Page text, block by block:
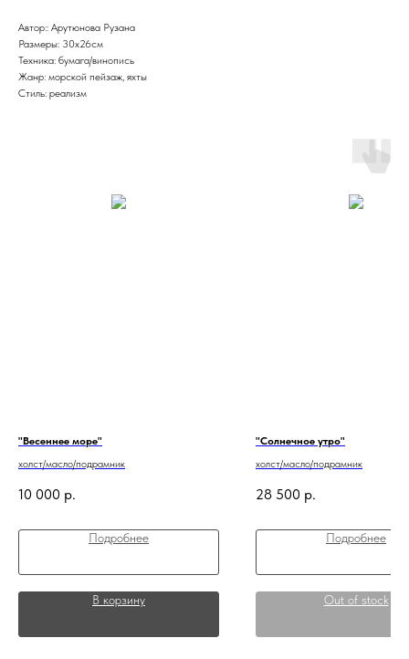
Автор:: Арутюнова Рузана
Размеры: 30х26см
Техника: бумага/винопись
Жанр: морской пейзаж, яхты
Стиль: реализм
"Весеннее море"
холст/масло/подрамник
10 000 р.
Подробнее
В корзину
"Солнечное утро"
холст/масло/подрамник
28 500 р.
Подробнее
Out of stock